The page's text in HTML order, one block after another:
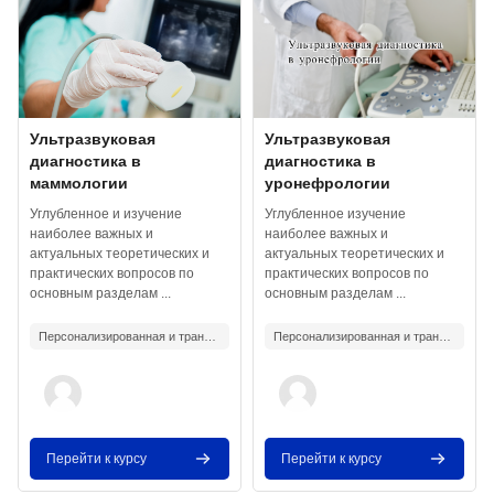
Изображение курса
Название курса
Ультразвуковая
диагностика в
маммологии
Текст краткого изложения курса:
Углубленное и изучение
наиболее важных и
актуальных теоретических и
практических вопросов по
основным разделам ...
Перейти к курсу
Изображение курса
Название курса
Ультразвуковая
диагностика в
уронефрологии
Текст краткого изложения курса:
Углубленное изучение
наиболее важных и
актуальных теоретических и
практических вопросов по
основным разделам ...
Перейти к курсу